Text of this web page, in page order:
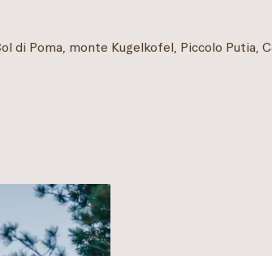
di Poma, monte Kugelkofel, Piccolo Putia,